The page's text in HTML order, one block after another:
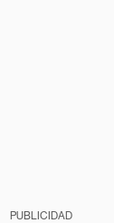
PUBLICIDAD